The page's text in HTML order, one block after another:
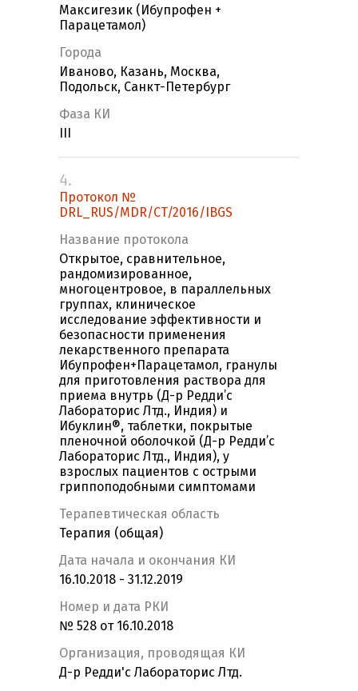
Максигезик (Ибупрофен +
Парацетамол)
Города
Иваново, Казань, Москва,
Подольск, Санкт-Петербург
Фаза КИ
4.
Протокол №
DRL_RUS/MDR/CT/2016/IBGS
Название протокола
Открытое, сравнительное,
рандомизированное,
многоцентровое, в параллельных
группах, клиническое
исследование эффективности и
безопасности применения
лекарственного препарата
Ибупрофен+Парацетамол, гранулы
для приготовления раствора для
приема внутрь (Д-р Редди’с
Лабораторис Лтд., Индия) и
Ибуклин®, таблетки, покрытые
пленочной оболочкой (Д-р Редди’с
Лабораторис Лтд., Индия), у
взрослых пациентов с острыми
гриппоподобными симптомами
Терапевтическая область
Терапия (общая)
Дата начала и окончания КИ
16.10.2018 - 31.12.2019
Номер и дата РКИ
№ 528 от 16.10.2018
Организация, проводящая КИ
Д-р Редди'с Лабораторис Лтд.